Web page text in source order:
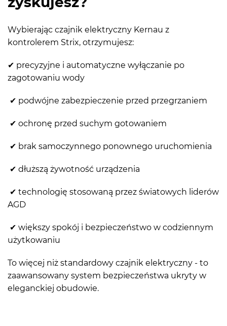
Wybierając czajnik elektryczny Kernau z
kontrolerem Strix, otrzymujesz:
✔ precyzyjne i automatyczne wyłączanie po
zagotowaniu wody
✔ podwójne zabezpieczenie przed przegrzaniem
✔ ochronę przed suchym gotowaniem
✔ brak samoczynnego ponownego uruchomienia
✔ dłuższą żywotność urządzenia
✔ technologię stosowaną przez światowych liderów
AGD
✔ większy spokój i bezpieczeństwo w codziennym
użytkowaniu
To więcej niż standardowy czajnik elektryczny - to
zaawansowany system bezpieczeństwa ukryty w
eleganckiej obudowie.